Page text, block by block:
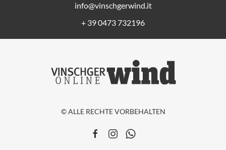
info@vinschgerwind.it
+ 39 0473 732196
© ALLE RECHTE VORBEHALTEN